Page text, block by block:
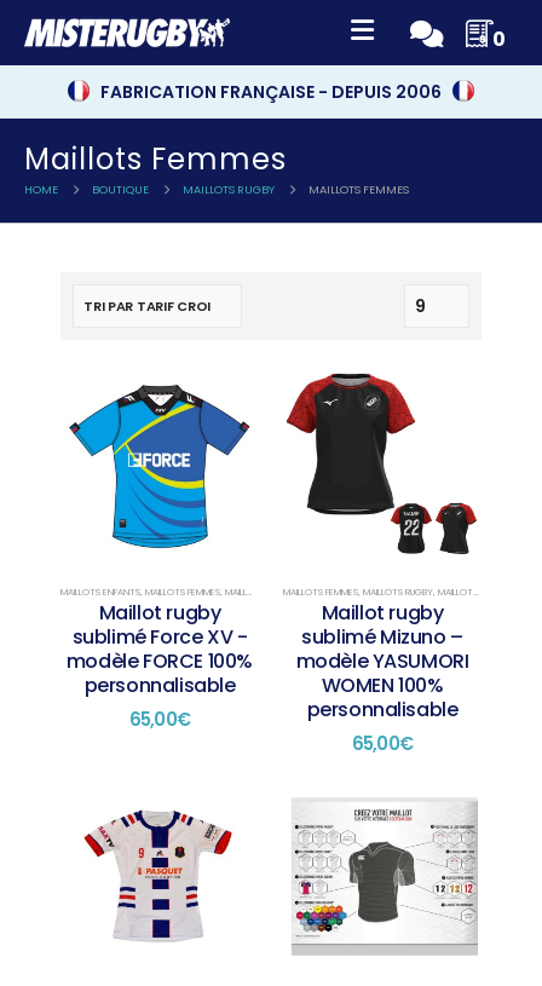
0
FABRICATION FRANÇAISE - DEPUIS 2006
Maillots Femmes
HOME BOUTIQUE MAILLOTS RUGBY MAILLOTS FEMMES
MAILLOTS ENFANTS, MAILLOTS FEMMES, MAILLOTS RUGBY ,MAILLOTS SUBLIMÉS
Maillot rugby
sublimé Force XV -
modèle FORCE 100%
personnalisable
65,00€
MAILLOTS FEMMES, MAILLOTS RUGBY, MAILLOTS SUBLIMÉS
Maillot rugby
sublimé Mizuno –
modèle YASUMORI
WOMEN 100%
personnalisable
65,00€